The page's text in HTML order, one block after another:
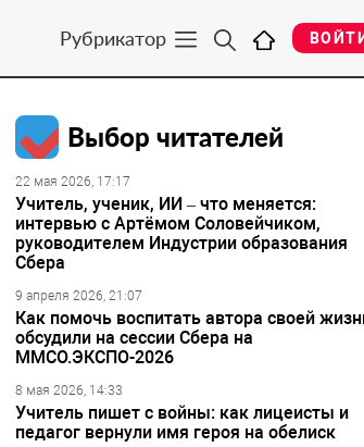
Рубрикатор ВОЙТИ
Выбор читателей
22 мая 2026, 17:17
Учитель, ученик, ИИ – что меняется:
интервью с Артёмом Соловейчиком,
руководителем Индустрии образования
Сбера
9 апреля 2026, 21:07
Как помочь воспитать автора своей
обсудили на сессии Сбера на
ММСО.ЭКСПО-2026
8 мая 2026, 14:33
Учитель пишет с войны: как лицеисты и
педагог вернули имя героя на обелиск